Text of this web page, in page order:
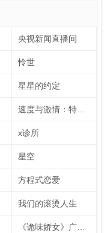
央视新闻直播间
怜世
星星的约定
速度与激情：特别行动
x诊所
星空
方程式恋爱
我们的滚烫人生
《诡味娇女》广播剧